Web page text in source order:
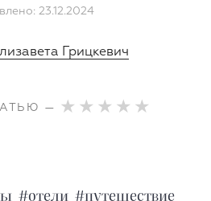
23.12.2024
Грицкевич
—
#отели #путешествие